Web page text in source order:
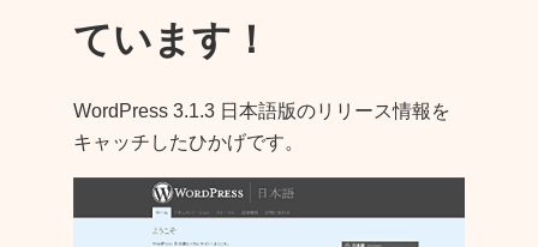
ています！
WordPress 3.1.3 日本語版のリリース情報を
キャッチしたひかげです。